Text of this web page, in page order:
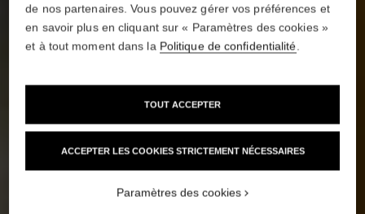
de nos partenaires. Vous pouvez gérer vos préférences et
en savoir plus en cliquant sur « Paramètres des cookies »
et à tout moment dans la Politique de confidentialité.
ACCEPTER LES COOKIES STRICTEMENT NÉCESSAIRES
TOUT ACCEPTER
Paramètres des cookies